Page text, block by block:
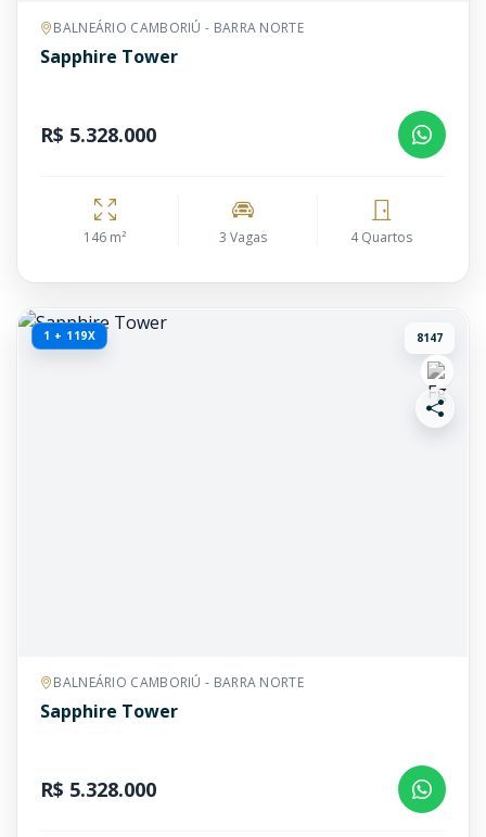
BALNEÁRIO CAMBORIÚ - BARRA NORTE
Sapphire Tower
R$ 5.328.000
146 m² 3 Vagas 4 Quartos
1 + 119X 8147
BALNEÁRIO CAMBORIÚ - BARRA NORTE
Sapphire Tower
R$ 5.328.000